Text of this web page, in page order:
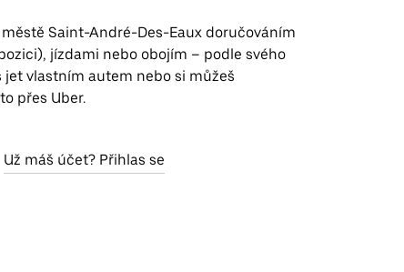
Saint-André-Des-Eaux doručováním
jízdami nebo obojím – podle svého
jet vlastním autem nebo si můžeš
přes Uber.
Už máš účet? Přihlas se